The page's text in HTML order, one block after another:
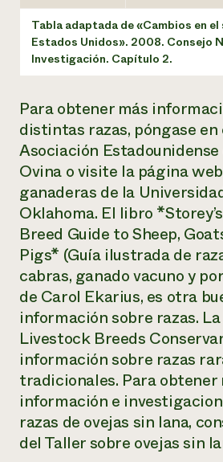
Tabla adaptada de «Cambios en
Estados Unidos». 2008. Consejo
Investigación. Capítulo 2.
Para obtener más
distintas razas, póngase
Asociación
Ovina o visite la página
ganaderas de la
Oklahoma. El libro
Breed Guide to Sheep,
Pigs* (Guía ilustrada de
cabras, ganado vacuno y
de Carol Ekarius, es otra
información sobre razas.
Livestock Breeds
información sobre razas
tradicionales. Para obtener
información e
razas de ovejas sin lana,
del Taller sobre ovejas sin